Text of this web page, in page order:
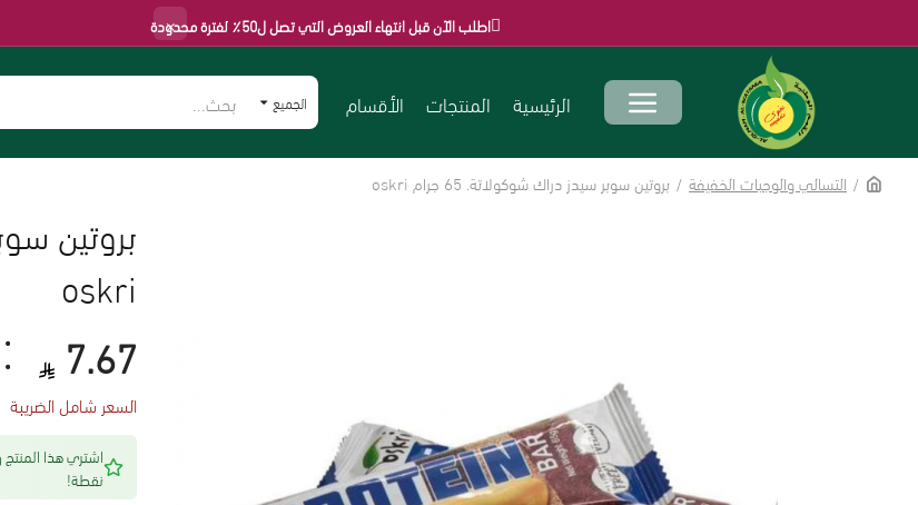
اطلب الآن قبل انتهاء العروض التي تصل ل50٪ لفترة محدودة ×
الرئيسية المنتجات الأقسام الجميع
التسالي والوجبات الخفيفة بروتين سوبر سيدز دراك شوكولاتة. 65 جرام oskri
oskri
7.67
السعر شامل الضريبة
نقطة!